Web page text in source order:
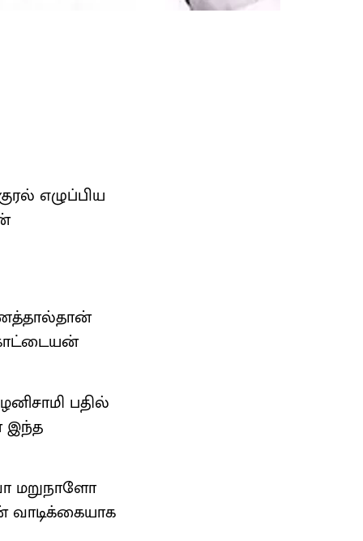
எழுப்பிய
பதில்
இந்த
மறுநாளோ
வாடிக்கையாக